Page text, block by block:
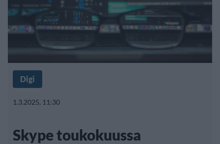
Digi
1.3.2025, 11:30
Skype toukokuussa